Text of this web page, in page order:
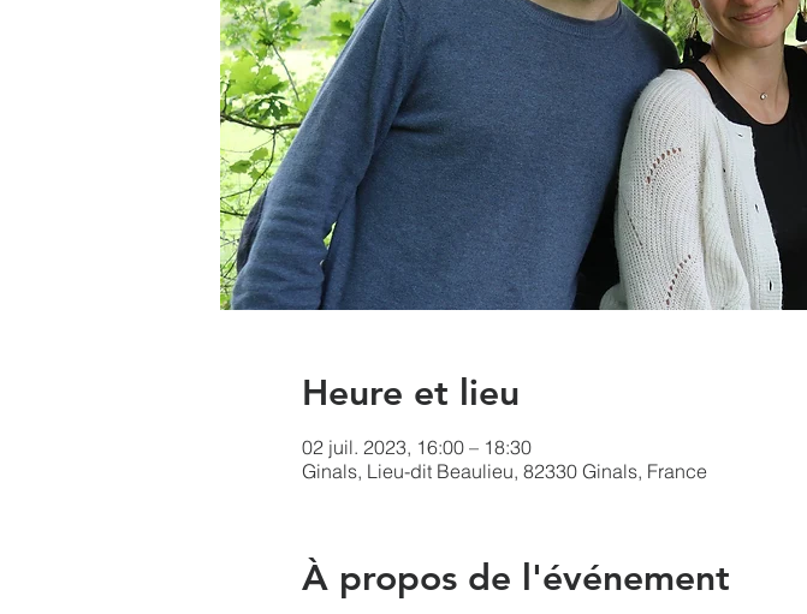
Heure et lieu
02 juil. 2023, 16:00 – 18:30
Ginals, Lieu-dit Beaulieu, 82330 Ginals, France
À propos de l'événement